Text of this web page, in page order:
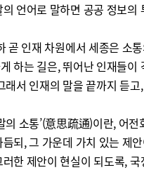
언어로 말하면 공공 정보
곧 인재 차원에서 세종은 소
하는 길은, 뛰어난 인재들
래서 인재의 말을 끝까지 듣
의 소통’(意思疏通)이란, 어
되, 그 가운데 가치 있는 제
한 제안이 현실이 되도록,